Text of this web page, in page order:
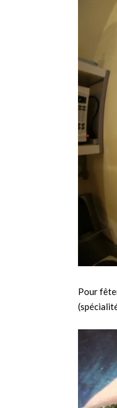
Pour